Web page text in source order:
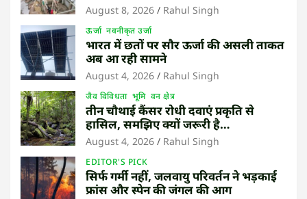
August 8, 2026 Rahul Singh
ऊर्जा नवनीकृत उर्जा
भारत में छतों पर सौर ऊर्जा की असली ताकत
अब आ रही सामने
August 4, 2026 Rahul Singh
जैव विविधता भूमि वन क्षेत्र
तीन चौथाई कैंसर रोधी दवाएं प्रकृति से
हासिल, समझिए क्यों जरूरी है
उष्णकटिबंधीय जंगल बचाना
August 4, 2026 Rahul Singh
EDITOR'S PICK
सिर्फ गर्मी नहीं, जलवायु परिवर्तन ने भड़काई
फ्रांस और स्पेन की जंगल की आग